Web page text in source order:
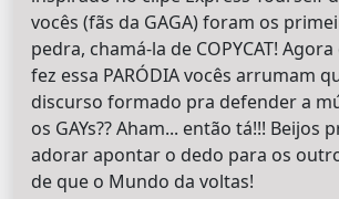
vocês (fãs da GAGA) foram os
pedra, chamá-la de COPYCAT! Agora
fez essa PARÓDIA vocês arrumam
discurso formado pra defender a
os GAYs?? Aham... então tá!!! Beijos
adorar apontar o dedo para os
de que o Mundo da voltas!